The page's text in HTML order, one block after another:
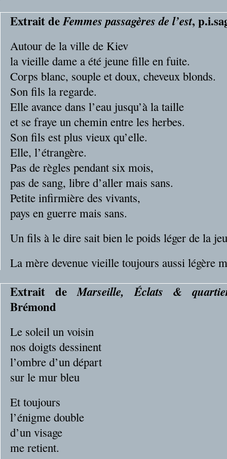
Extrait deFemmes passagères de l’est,
Autour de la ville de Kiev
la vieille dame a été jeune fille en fuite.
Corps blanc, souple et doux, cheveux blonds.
Son fils la regarde.
Elle avance dans l’eau jusqu’à la taille
et se fraye un chemin entre les herbes.
Son fils est plus vieux qu’elle.
Elle, l’étrangère.
Pas de règles pendant six mois,
pas de sang, libre d’aller mais sans.
Petite infirmière des vivants,
pays en guerre mais sans.
Un fils à le dire sait bien le poids léger de la
La mère devenue vieille toujours aussi légère
Extrait deMarseille, Éclats &
Brémond
Le soleil un voisin
nos doigts dessinent
l’ombre d’un départ
sur le mur bleu
Et toujours
l’énigme double
d’un visage
me retient.